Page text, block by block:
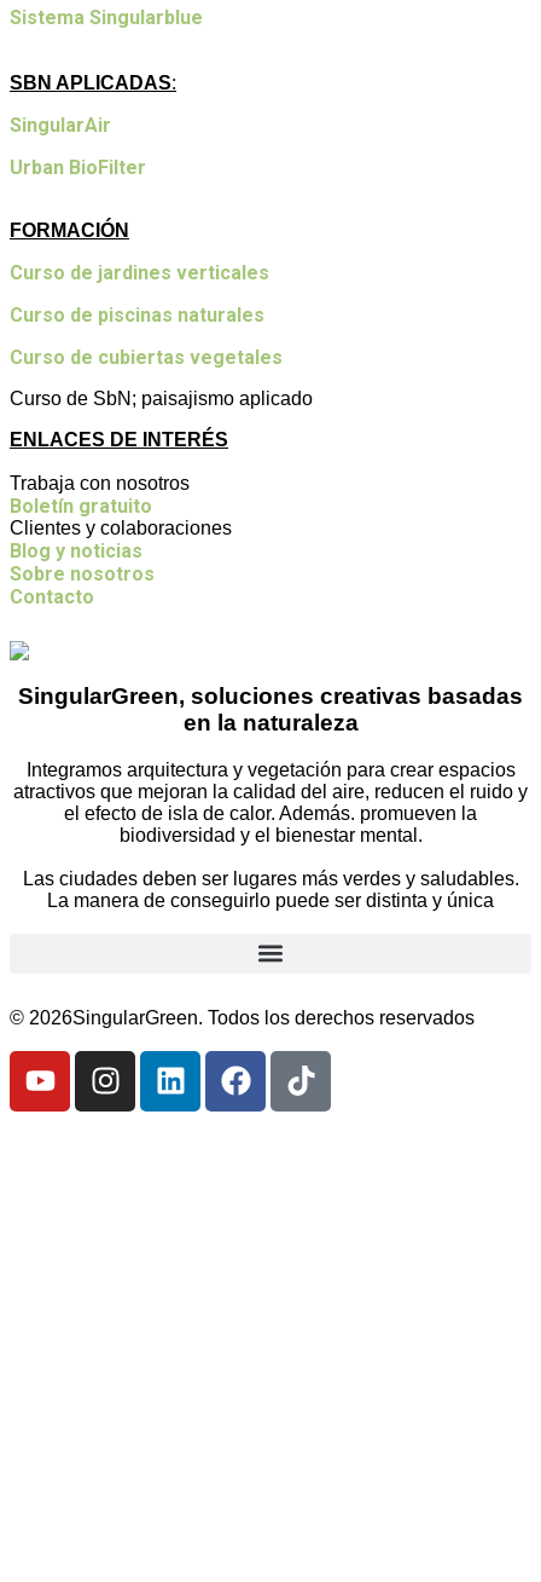
Sistema Singularblue
SBN APLICADAS:
SingularAir
Urban BioFilter
FORMACIÓN
Curso de jardines verticales
Curso de piscinas naturales
Curso de cubiertas vegetales
Curso de SbN; paisajismo aplicado
ENLACES DE INTERÉS
Trabaja con nosotros
Boletín gratuito
Clientes y colaboraciones
Blog y noticias
Sobre nosotros
Contacto
SingularGreen, soluciones creativas basadas
en la naturaleza
Integramos arquitectura y vegetación para crear espacios
atractivos que mejoran la calidad del aire, reducen el ruido y
el efecto de isla de calor. Además. promueven la
biodiversidad y el bienestar mental.
Las ciudades deben ser lugares más verdes y saludables.
La manera de conseguirlo puede ser distinta y única
© 2026SingularGreen. Todos los derechos reservados